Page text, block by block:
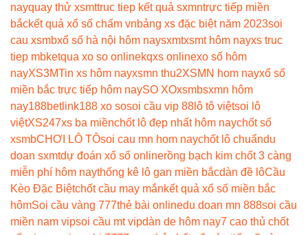
nayquay thử xsmttruc tiep kết quả sxmntrực tiếp miền
bắckết quả xổ số chấm vnbảng xs đặc biệt năm 2023soi
cau xsmbxổ số hà nội hôm naysxmtxsmt hôm nayxs truc
tiep mbketqua xo so onlinekqxs onlinexo số hôm
nayXS3MTin xs hôm nayxsmn thu2XSMN hom nayxổ số
miền bắc trực tiếp hôm naySO XOxsmbsxmn hôm
nay188betlink188 xo sosoi cầu vip 88 lô tô việtsoi lô
việtXS247xs ba miềnchốt lô đẹp nhất hôm naychốt số
xsmbCHƠI LÔ TÔsoi cau mn hom naychốt lô chuẩndu
doan sxmtdự đoán xổ số onlinerồng bạch kim chốt 3 càng
miễn phí hôm naythống kê lô gan miền bắcdàn đề lôCầu
Kèo Đặc Biệtchốt cầu may mắnkết quả xổ số miền bắc
hômSoi cầu vàng 777thẻ bài onlinedu doan mn 888soi cầu
miền nam vipsoi cầu mt vipdàn de hôm nay7 cao thủ chốt